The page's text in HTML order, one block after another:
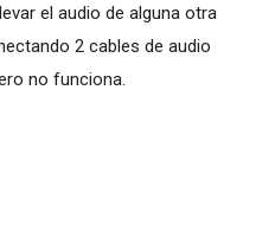
el audio de alguna otra
2 cables de audio
no funciona.